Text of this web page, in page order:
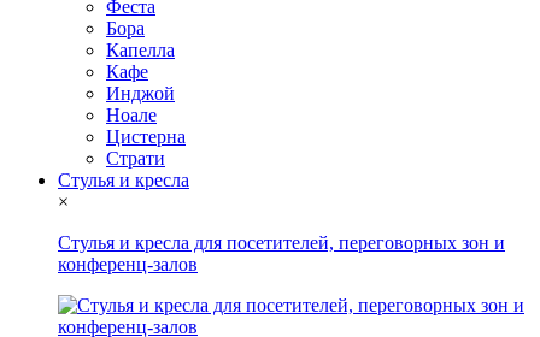
Феста
Бора
Капелла
Кафе
Инджой
Ноале
Цистерна
Страти
Стулья и кресла
×
Стулья и кресла для посетителей, переговорных зон и
конференц-залов